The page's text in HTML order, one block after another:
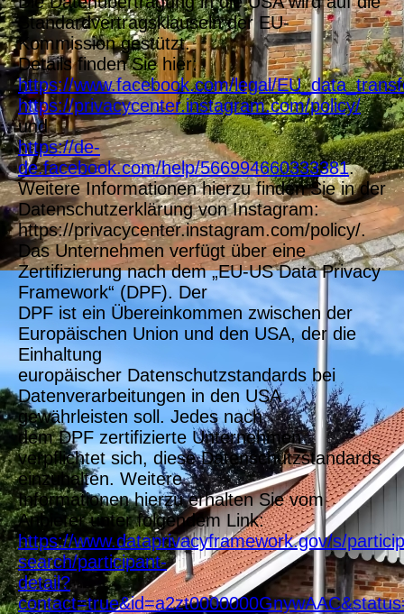
Standardvertragsklauseln der EU-
Kommission gestützt.
Details finden Sie hier:
https://www.facebook.com/legal/
https://privacycenter.instagram.com/policy/
und
https://de-
de.facebook.com/help/566994660333381.
Weitere Informationen hierzu finden Sie in der
Datenschutzerklärung von Instagram:
https://privacycenter.instagram.com/policy/.
Das Unternehmen verfügt über eine
Zertifizierung nach dem „EU-US Data Privacy
Framework“ (DPF). Der
DPF ist ein Übereinkommen zwischen der
Europäischen Union und den USA, der die
Einhaltung
europäischer Datenschutzstandards bei
Datenverarbeitungen in den USA
gewährleisten soll. Jedes nach
dem DPF zertifizierte Unternehmen
verpflichtet sich, diese Datenschutzstandards
einzuhalten. Weitere
Informationen hierzu erhalten Sie vom
Anbieter unter folgendem Link:
https://www.dataprivacyframework.gov/s/
search/participant-
detail?